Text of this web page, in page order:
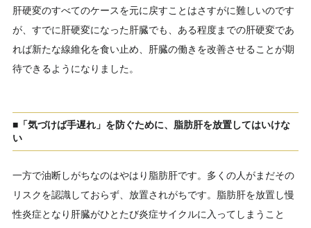
肝硬変のすべてのケースを元に戻すことはさすがに難しいのです
が、すでに肝硬変になった肝臓でも、ある程度までの肝硬変であ
れば新たな線維化を食い止め、肝臓の働きを改善させることが期
待できるようになりました。
■「気づけば手遅れ」を防ぐために、脂肪肝を放置してはいけな
い
一方で油断しがちなのはやはり脂肪肝です。多くの人がまだその
リスクを認識しておらず、放置されがちです。脂肪肝を放置し慢
性炎症となり肝臓がひとたび炎症サイクルに入ってしまうこと